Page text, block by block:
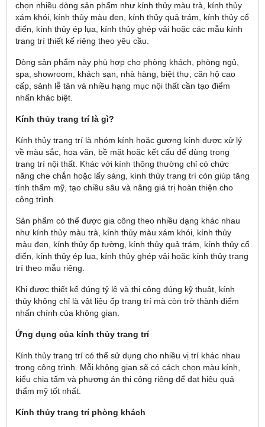
chọn nhiều dòng sản phẩm như kính thủy màu trà, kính thủy
xám khói, kính thủy màu đen, kính thủy quả trám, kính thủy cổ
điển, kính thủy ép lụa, kính thủy ghép vải hoặc các mẫu kính
trang trí thiết kế riêng theo yêu cầu.
Dòng sản phẩm này phù hợp cho phòng khách, phòng ngủ,
spa, showroom, khách sạn, nhà hàng, biệt thự, căn hộ cao
cấp, sảnh lễ tân và nhiều hạng mục nội thất cần tạo điểm
nhấn khác biệt.
Kính thủy trang trí là gì?
Kính thủy trang trí là nhóm kính hoặc gương kính được xử lý
về màu sắc, hoa văn, bề mặt hoặc kết cấu để dùng trong
trang trí nội thất. Khác với kính thông thường chỉ có chức
năng che chắn hoặc lấy sáng, kính thủy trang trí còn giúp tăng
tính thẩm mỹ, tạo chiều sâu và nâng giá trị hoàn thiện cho
công trình.
Sản phẩm có thể được gia công theo nhiều dạng khác nhau
như kính thủy màu trà, kính thủy màu xám khói, kính thủy
màu đen, kính thủy ốp tường, kính thủy quả trám, kính thủy cổ
điển, kính thủy ép lụa, kính thủy ghép vải hoặc kính thủy trang
trí theo mẫu riêng.
Khi được thiết kế đúng tỷ lệ và thi công đúng kỹ thuật, kính
thủy không chỉ là vật liệu ốp trang trí mà còn trở thành điểm
nhấn chính của không gian.
Ứng dụng của kính thủy trang trí
Kính thủy trang trí có thể sử dụng cho nhiều vị trí khác nhau
trong công trình. Mỗi không gian sẽ có cách chọn màu kính,
kiểu chia tấm và phương án thi công riêng để đạt hiệu quả
thẩm mỹ tốt nhất.
Kính thủy trang trí phòng khách